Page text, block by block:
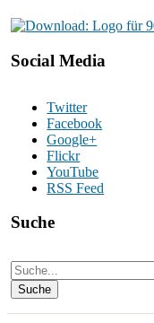
Social Media
Twitter
Facebook
Google+
Flickr
YouTube
RSS Feed
Suche